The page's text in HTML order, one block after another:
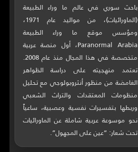
باحث سوري في عالم ما وراء الطبيعة
(الماورائيات)، من مواليد عام 1971،
ومؤسس موقع ما وراء الطبيعة
Paranormal Arabia، أول منصة عربية
متخصصة في هذا المجال منذ عام 2008.
تعتمد منهجيته على دراسة الظواهر
الغامضة من منظور أنثروبولوجي مع تحليل
منظومات المعتقدات والتراث الشعبي
وربطها بتفسيرات نفسية وعصبية، ساعياً
نحو موسوعة عربية شاملة عن الماورائيات
تحت شعار: “عين على المجهول”.